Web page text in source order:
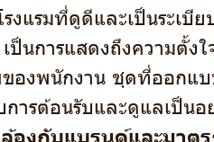
งแรมที่ดูดีและเป็นระเบี
ป็นการแสดงถึงความตั้ง
องพนักงาน ชุดที่ออกแบ
การต้อนรับและดูแลเป็นอ
องกับแบรนด์และมาตร